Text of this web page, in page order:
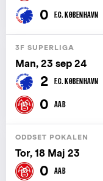
0 F.C. KØBENHAVN
3F SUPERLIGA
Man, 23 sep 24
2 F.C. KØBENHAVN
0 AAB
ODDSET POKALEN
Tor, 18 Maj 23
0 AAB